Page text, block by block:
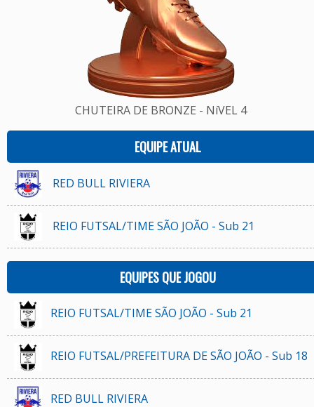
CHUTEIRA DE BRONZE - NíVEL 4
EQUIPE ATUAL
RED BULL RIVIERA
REIO FUTSAL/TIME SÃO JOÃO - Sub 21
EQUIPES QUE JOGOU
REIO FUTSAL/TIME SÃO JOÃO - Sub 21
REIO FUTSAL/PREFEITURA DE SÃO JOÃO - Sub 18
RED BULL RIVIERA